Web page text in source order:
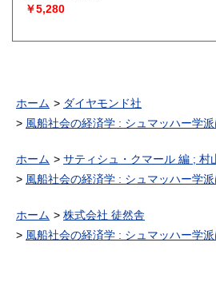
￥5,280
ホーム
ダイヤモンド社
風船社会の経済学 : シュマッハー学
ホーム
サティシュ・クマール 編 ; 村
風船社会の経済学 : シュマッハー学
ホーム
株式会社 徒然舎
風船社会の経済学 : シュマッハー学